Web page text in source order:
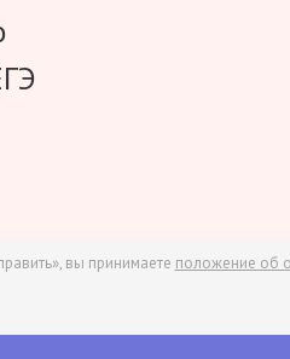
вы принимаете положение об